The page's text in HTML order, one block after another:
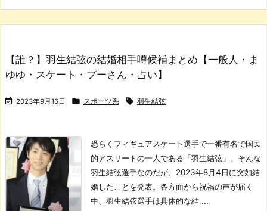
【誰？】羽生結弦の結婚相手噂候補まとめ【一般人・ま
ゆゆ・スケート・プーさん・占い】
 2023年9月16日  スポーツ系  羽生結弦
恐らくフィギュアスケート選手で一番有名で国民
的アスリートの一人である「羽生結弦」。 そんな
羽生結弦選手なのだが、2023年8月4日に突如結
婚したことを発表。 各方面から祝福の声が届く
中、羽生結弦選手は具体的な結 ...